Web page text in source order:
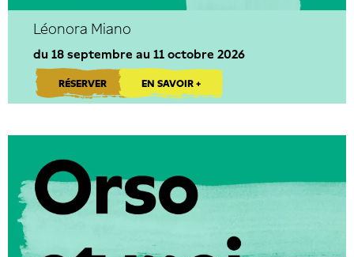
Léonora Miano
du 18 septembre au 11 octobre 2026
RÉSERVER EN SAVOIR +